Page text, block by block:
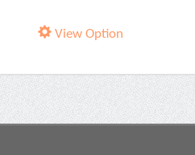
View Option